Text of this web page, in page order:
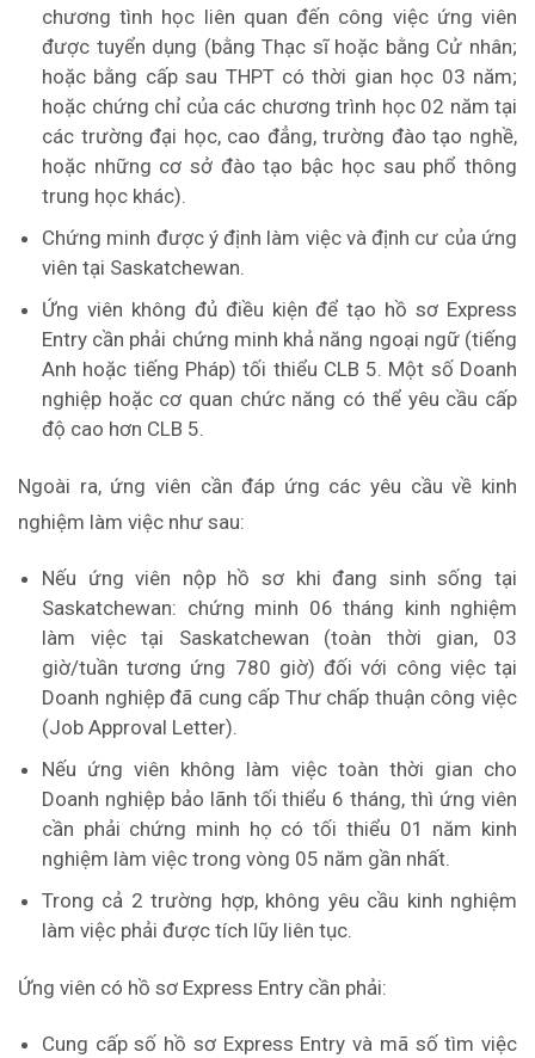
chương tình học liên quan đến công việc ứng viên
được tuyển dụng (bằng Thạc sĩ hoặc bằng Cử nhân;
hoặc bằng cấp sau THPT có thời gian học 03 năm;
hoặc chứng chỉ của các chương trình học 02 năm tại
các trường đại học, cao đẳng, trường đào tạo nghề,
hoặc những cơ sở đào tạo bậc học sau phổ thông
trung học khác).
Chứng minh được ý định làm việc và định cư của ứng
viên tại Saskatchewan.
Ứng viên không đủ điều kiện để tạo hồ sơ Express
Entry cần phải chứng minh khả năng ngoại ngữ (tiếng
Anh hoặc tiếng Pháp) tối thiểu CLB 5. Một số Doanh
nghiệp hoặc cơ quan chức năng có thể yêu cầu cấp
độ cao hơn CLB 5.
Ngoài ra, ứng viên cần đáp ứng các yêu cầu về kinh
nghiệm làm việc như sau:
Nếu ứng viên nộp hồ sơ khi đang sinh sống tại
Saskatchewan: chứng minh 06 tháng kinh nghiệm
làm việc tại Saskatchewan (toàn thời gian, 03
giờ/tuần tương ứng 780 giờ) đối với công việc tại
Doanh nghiệp đã cung cấp Thư chấp thuận công việc
(Job Approval Letter).
Nếu ứng viên không làm việc toàn thời gian cho
Doanh nghiệp bảo lãnh tối thiểu 6 tháng, thì ứng viên
cần phải chứng minh họ có tối thiểu 01 năm kinh
nghiệm làm việc trong vòng 05 năm gần nhất.
Trong cả 2 trường hợp, không yêu cầu kinh nghiệm
làm việc phải được tích lũy liên tục.
Ứng viên có hồ sơ Express Entry cần phải:
Cung cấp số hồ sơ Express Entry và mã số tìm việc